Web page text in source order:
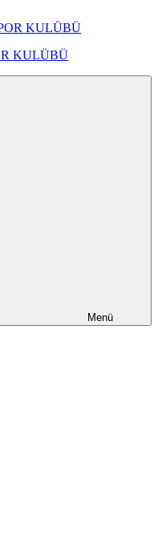
KULÜBÜ
Menü